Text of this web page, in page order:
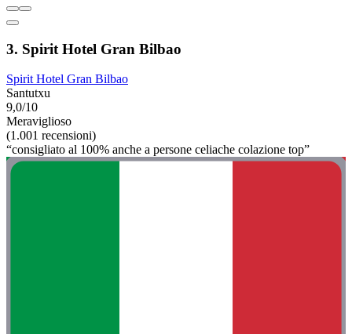
3. Spirit Hotel Gran Bilbao
Spirit Hotel Gran Bilbao
Santutxu
9,0/10
Meraviglioso
(1.001 recensioni)
“consigliato al 100% anche a persone celiache colazione top”